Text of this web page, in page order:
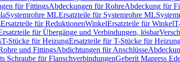
für FittingsAbdeckungen für RohreAbdeckung für
Systemrohre MLErsatzteile für Systemrohre ML
Ersatzteile für ReduktionenWinkelErsatzteile für Winkel
für Übergänge und Verbindungen, lösbar
T-Stücke für HeizungErsatzteile für T-Stücke für
und FittingsAbdichtungen für Anschlüsse
Schraube für FlanschverbindungenGeberit Mapress